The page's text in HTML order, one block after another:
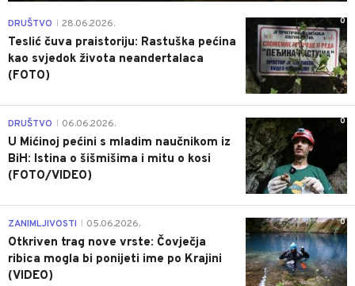
0
DRUŠTVO 28.06.2026.
Teslić čuva praistoriju: Rastuška pećina
kao svjedok života neandertalaca
(FOTO)
0
DRUŠTVO 06.06.2026.
U Mićinoj pećini s mladim naučnikom iz
BiH: Istina o šišmišima i mitu o kosi
(FOTO/VIDEO)
0
ZANIMLJIVOSTI 05.06.2026.
Otkriven trag nove vrste: Čovječja
ribica mogla bi ponijeti ime po Krajini
(VIDEO)